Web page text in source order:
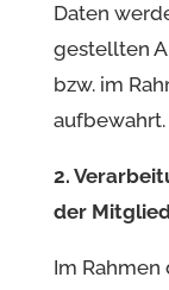
Daten
gestellten
bzw. im
aufbewahrt.
2.
der
Im